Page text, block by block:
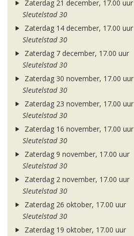
Zaterdag 21 december, 17.00 uur
Sleutelstad 30
Zaterdag 14 december, 17.00 uur
Sleutelstad 30
Zaterdag 7 december, 17.00 uur
Sleutelstad 30
Zaterdag 30 november, 17.00 uur
Sleutelstad 30
Zaterdag 23 november, 17.00 uur
Sleutelstad 30
Zaterdag 16 november, 17.00 uur
Sleutelstad 30
Zaterdag 9 november, 17.00 uur
Sleutelstad 30
Zaterdag 2 november, 17.00 uur
Sleutelstad 30
Zaterdag 26 oktober, 17.00 uur
Sleutelstad 30
Zaterdag 19 oktober, 17.00 uur